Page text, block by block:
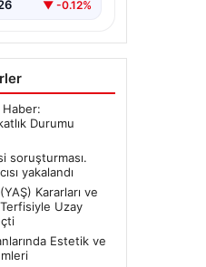
▼ -0.12%
Haber:
Durumu
soruşturması.
yakalandı
Kararları ve
Terfisiyle Uzay
Estetik ve